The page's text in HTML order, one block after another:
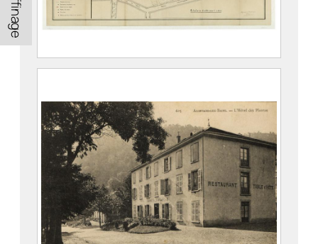
Affinage
Parc thermal d’Allevard